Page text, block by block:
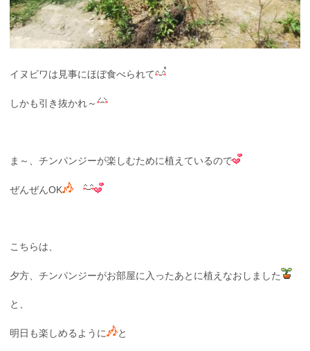
イヌビワは見事にほぼ食べられて
しかも引き抜かれ～
ま～、チンパンジーが楽しむために植えているので
ぜんぜんOK
こちらは、
夕方、チンパンジーがお部屋に入ったあとに植えなおしました
と、
明日も楽しめるように と